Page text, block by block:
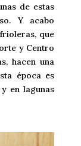
de estas
Y acabo
que
y Centro
hacen una
época es
en lagunas